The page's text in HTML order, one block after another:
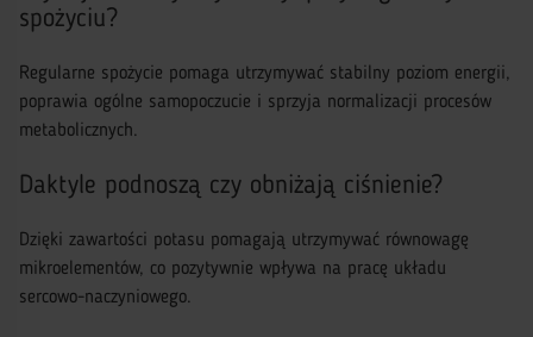
spożyciu?
Regularne spożycie pomaga utrzymywać stabilny poziom energii,
poprawia ogólne samopoczucie i sprzyja normalizacji procesów
metabolicznych.
Daktyle podnoszą czy obniżają ciśnienie?
Dzięki zawartości potasu pomagają utrzymywać równowagę
mikroelementów, co pozytywnie wpływa na pracę układu
sercowo-naczyniowego.